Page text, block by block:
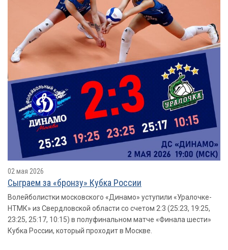
02 мая 2026
Сыграем за «бронзу» Кубка России
Волейболистки московского «Динамо» уступили «Уралочке-
НТМК» из Свердловской области со счетом 2:3 (25:23, 19:25,
23:25, 25:17, 10:15) в полуфинальном матче «Финала шести»
Кубка России, который проходит в Москве.